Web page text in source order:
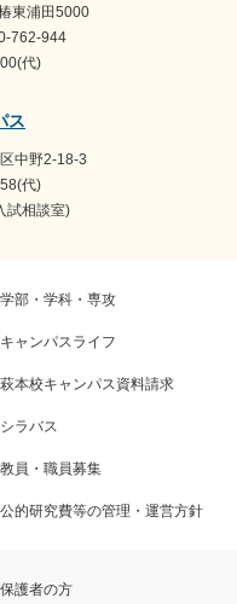
東浦田5000
762-944
代)
ス
中野2-18-3
代)
試相談室)
学部・学科・専攻
キャンパスライフ
萩本校キャンパス資料請求
シラバス
教員・職員募集
公的研究費等の管理・運営方針
保護者の方